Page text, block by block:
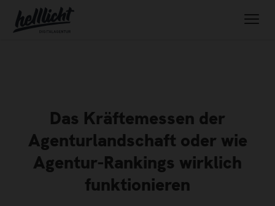
Das Kräftemessen der
Agenturlandschaft oder wie
Agentur-Rankings wirklich
funktionieren